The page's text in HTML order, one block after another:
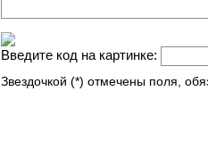
Введите код на картинке:
Звездочкой (*) отмечены поля,